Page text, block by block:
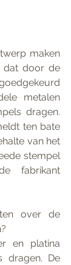
maken
dat door de
metalen
dragen.
ten bate
van het
stempel
fabrikant
en platina
dragen. De